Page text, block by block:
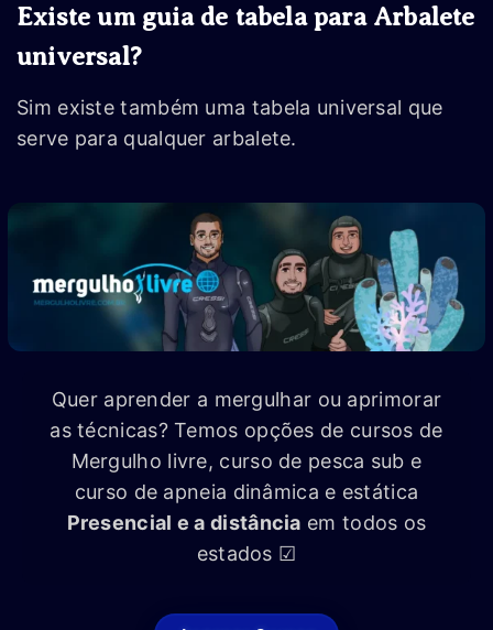
Existe um guia de tabela para Arbalete
universal?
Sim existe também uma tabela universal que
serve para qualquer arbalete.
Quer aprender a mergulhar ou aprimorar
as técnicas? Temos opções de cursos de
Mergulho livre, curso de pesca sub e
curso de apneia dinâmica e estática
Presencial e a distância em todos os
estados ☑